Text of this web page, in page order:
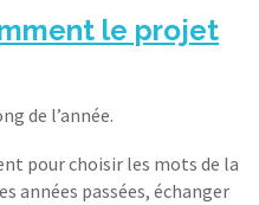
le projet
de l’année.
pour choisir les mots de la
années passées, échanger